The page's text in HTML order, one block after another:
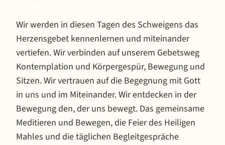
Wir werden in diesen Tagen des Schweigens das
Herzensgebet kennenlernen und miteinander
vertiefen. Wir verbinden auf unserem Gebetsweg
Kontemplation und Körpergespür, Bewegung und
Sitzen. Wir vertrauen auf die Begegnung mit Gott
in uns und im Miteinander. Wir entdecken in der
Bewegung den, der uns bewegt. Das gemeinsame
Meditieren und Bewegen, die Feier des Heiligen
Mahles und die täglichen Begleitgespräche